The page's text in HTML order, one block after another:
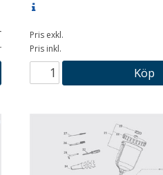
Pris exkl.
Pris inkl.
Köp